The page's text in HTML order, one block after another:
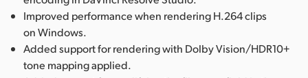
Improved performance when rendering H.264 clips
on Windows.
Added support for rendering with Dolby Vision/HDR10+
tone mapping applied.